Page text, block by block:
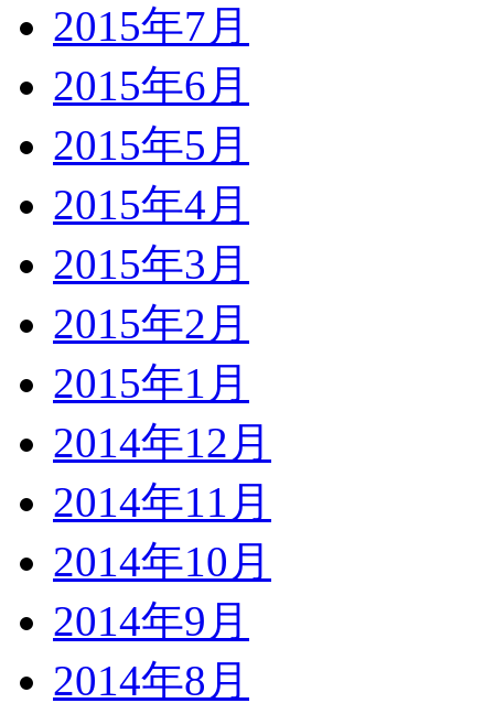
2015年7月
2015年6月
2015年5月
2015年4月
2015年3月
2015年2月
2015年1月
2014年12月
2014年11月
2014年10月
2014年9月
2014年8月